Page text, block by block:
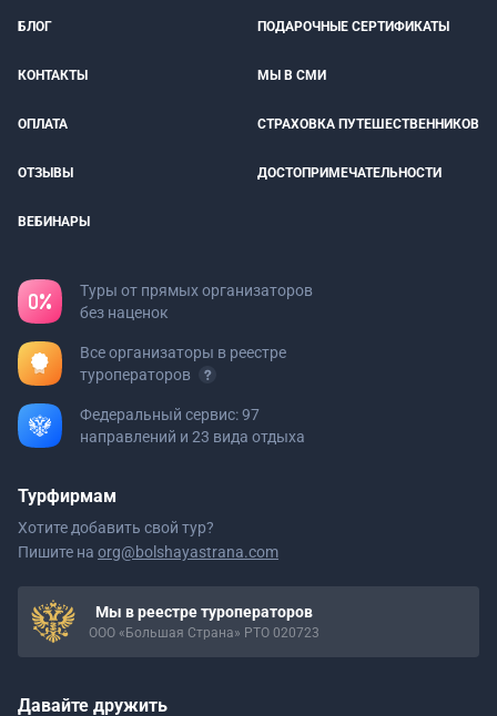
БЛОГ ПОДАРОЧНЫЕ СЕРТИФИКАТЫ
КОНТАКТЫ МЫ В СМИ
ОПЛАТА СТРАХОВКА ПУТЕШЕСТВЕННИКОВ
ОТЗЫВЫ ДОСТОПРИМЕЧАТЕЛЬНОСТИ
ВЕБИНАРЫ
Туры от прямых организаторов
без наценок
Все организаторы в реестре
туроператоров
Федеральный сервис: 97
направлений и 23 вида отдыха
Турфирмам
Хотите добавить свой тур?
Пишите на org@bolshayastrana.com
Мы в реестре туроператоров
ООО «Большая Страна» РТО 020723
Давайте дружить